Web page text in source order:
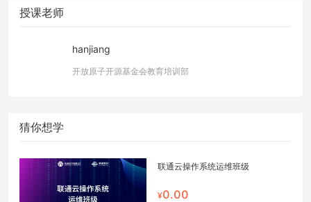
授课老师
hanjiang
开放原子开源基金会教育培训部
猜你想学
联通云操作系统运维班级
0.00